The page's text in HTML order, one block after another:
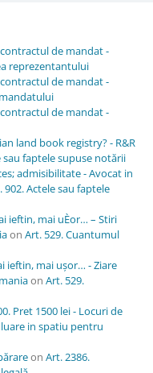
de mandat -
reprezentantului
de mandat -
de mandat -
land book registry? - R&R
sau faptele supuse notării
admisibilitate - Avocat in
902. Actele sau faptele
ieftin, mai uÈor… – Stiri
on Art. 529. Cuantumul
ieftin, mai ușor… - Ziare
on Art. 529.
Pret 1500 lei - Locuri de
in spatiu pentru
on Art. 2386.